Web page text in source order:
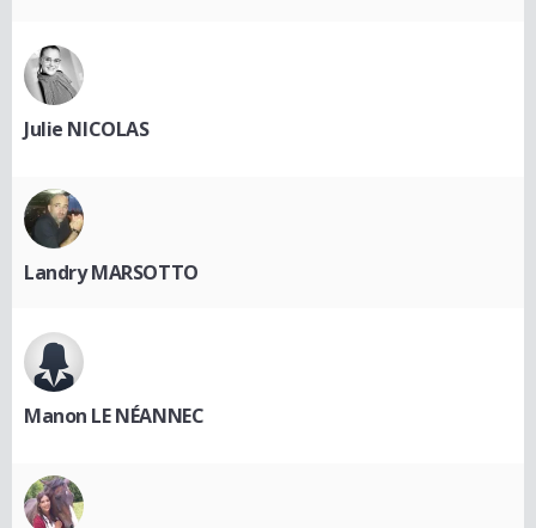
Julie NICOLAS
Landry MARSOTTO
Manon LE NÉANNEC